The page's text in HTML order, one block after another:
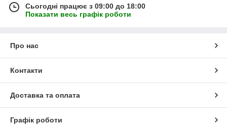
Сьогодні працює з 09:00 до 18:00
Показати весь графік роботи
Про нас
Контакти
Доставка та оплата
Графік роботи